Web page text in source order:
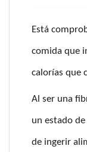
Está
comida que
calorías que
Al ser una
un estado
de ingerir